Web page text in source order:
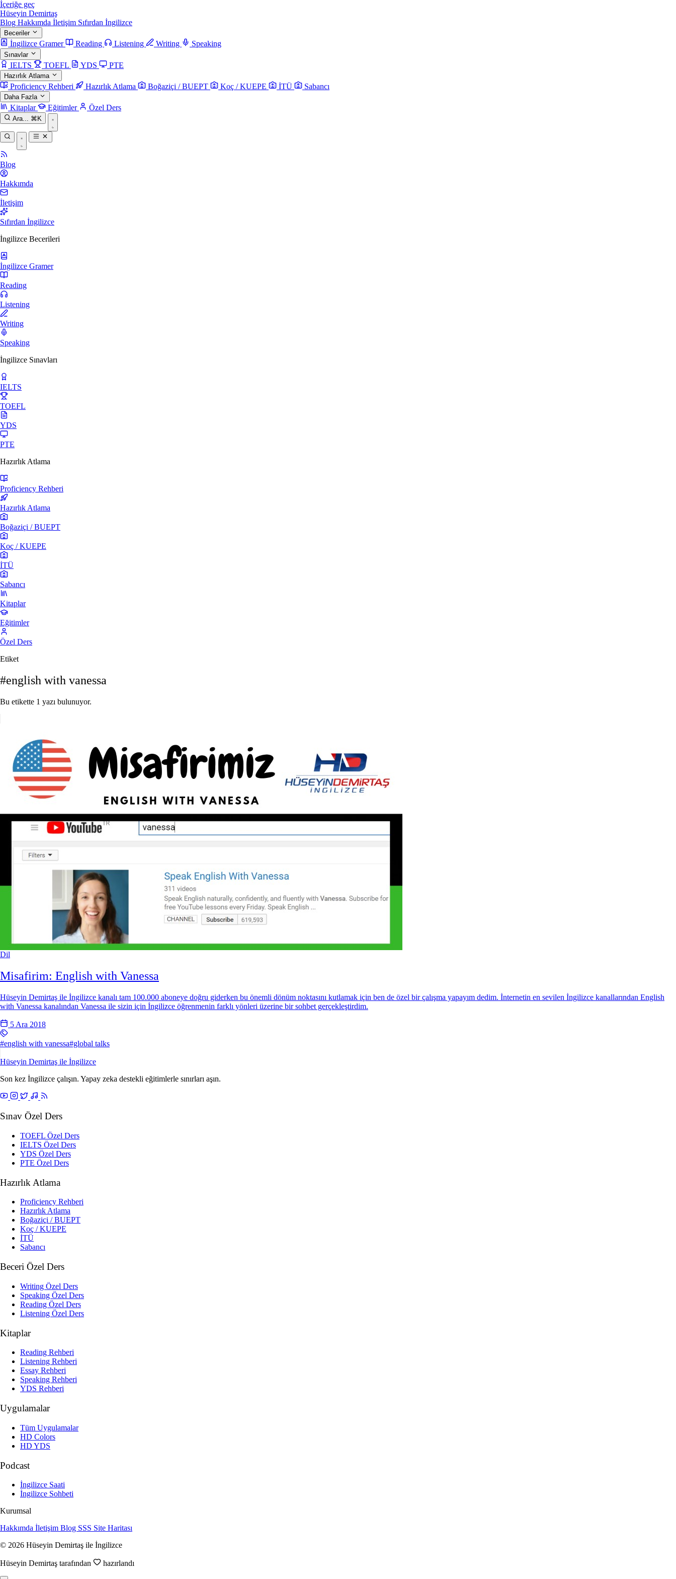
İçeriğe geç
Hüseyin Demirtaş
Blog Hakkımda İletişim Sıfırdan İngilizce
Beceriler
İngilizce Gramer Reading Listening Writing Speaking
Sınavlar
IELTS TOEFL YDS PTE
Hazırlık Atlama
Proficiency Rehberi Hazırlık Atlama Boğaziçi / BUEPT Koç / KUEPE İTÜ Sabancı
Daha Fazla
Kitaplar Eğitimler Özel Ders
Ara... ⌘K
Blog
Hakkımda
İletişim
Sıfırdan İngilizce
İngilizce Becerileri
İngilizce Gramer
Reading
Listening
Writing
Speaking
İngilizce Sınavları
IELTS
TOEFL
YDS
PTE
Hazırlık Atlama
Proficiency Rehberi
Hazırlık Atlama
Boğaziçi / BUEPT
Koç / KUEPE
İTÜ
Sabancı
Kitaplar
Eğitimler
Özel Ders
Etiket
#english with vanessa
Bu etikette 1 yazı bulunuyor.
Dil
Misafirim: English with Vanessa
Hüseyin Demirtaş ile İngilizce kanalı tam 100.000 aboneye doğru giderken bu önemli dönüm noktasını kutlamak için ben de özel bir çalışma yapayım dedim. İnternetin en sevilen İngilizce kanallarından English
with Vanessa kanalından Vanessa ile sizin için İngilizce öğrenmenin farklı yönleri üzerine bir sohbet gerçekleştirdim.
5 Ara 2018
#english with vanessa#global talks
Hüseyin Demirtaş ile İngilizce
Son kez İngilizce çalışın. Yapay zeka destekli eğitimlerle sınırları aşın.
Sınav Özel Ders
TOEFL Özel Ders
IELTS Özel Ders
YDS Özel Ders
PTE Özel Ders
Hazırlık Atlama
Proficiency Rehberi
Hazırlık Atlama
Boğaziçi / BUEPT
Koç / KUEPE
İTÜ
Sabancı
Beceri Özel Ders
Writing Özel Ders
Speaking Özel Ders
Reading Özel Ders
Listening Özel Ders
Kitaplar
Reading Rehberi
Listening Rehberi
Essay Rehberi
Speaking Rehberi
YDS Rehberi
Uygulamalar
Tüm Uygulamalar
HD Colors
HD YDS
Podcast
İngilizce Saati
İngilizce Sohbeti
Kurumsal
Hakkımda İletişim Blog SSS Site Haritası
© 2026 Hüseyin Demirtaş ile İngilizce
Hüseyin Demirtaş tarafından hazırlandı